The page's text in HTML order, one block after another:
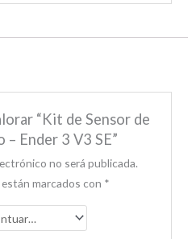
“Kit de Sensor de
Ender 3 V3 SE”
no será publicada.
marcados con *